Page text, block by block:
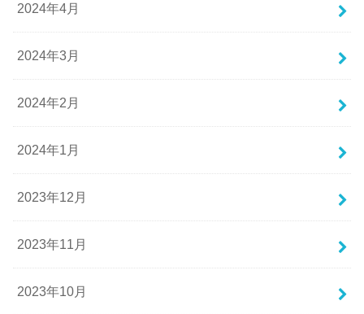
2024年4月
2024年3月
2024年2月
2024年1月
2023年12月
2023年11月
2023年10月